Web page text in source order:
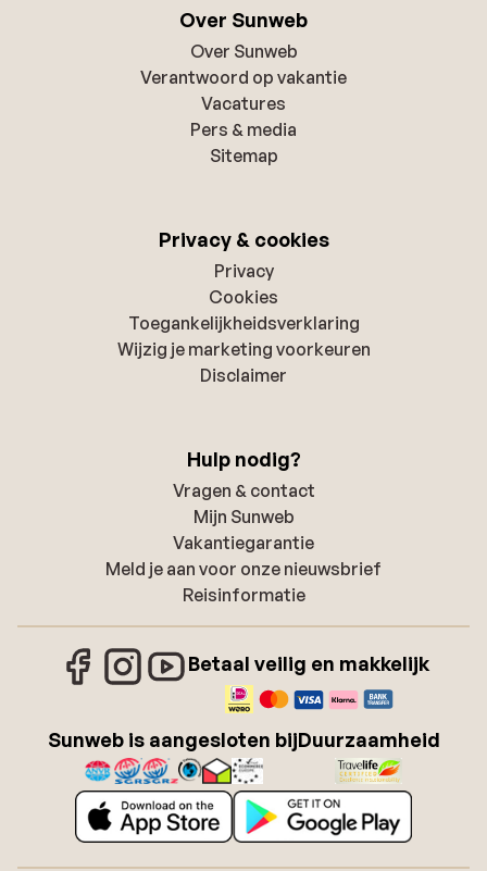
Over Sunweb
Over Sunweb
Verantwoord op vakantie
Vacatures
Pers & media
Sitemap
Privacy & cookies
Privacy
Cookies
Toegankelijkheidsverklaring
Wijzig je marketing voorkeuren
Disclaimer
Hulp nodig?
Vragen & contact
Mijn Sunweb
Vakantiegarantie
Meld je aan voor onze nieuwsbrief
Reisinformatie
Betaal veilig en makkelijk
Sunweb is aangesloten bijDuurzaamheid